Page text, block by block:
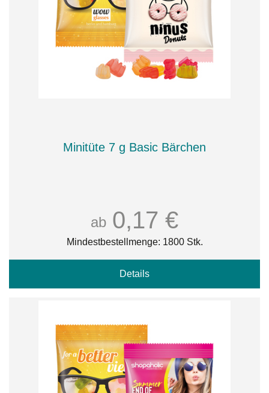
Minitüte 7 g Basic Bärchen
ab 0,17 €
Mindestbestellmenge: 1800 Stk.
Details